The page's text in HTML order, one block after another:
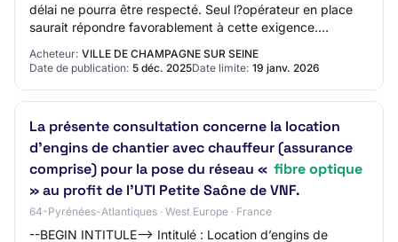
délai ne pourra être respecté. Seul l?opérateur en place
saurait répondre favorablement à cette exigence.
Acheteur: VILLE DE CHAMPAGNE SUR SEINE
Date de publication: 5 déc. 2025Date limite: 19 janv. 2026
La présente consultation concerne la location
d’engins de chantier avec chauffeur (assurance
comprise) pour la pose du réseau « fibre optique
» au profit de l’UTI Petite Saône de VNF.
64-Pyrénées-Atlantiques · West Europe · France
--BEGIN INTITULE--> Intitulé : Location d’engins de